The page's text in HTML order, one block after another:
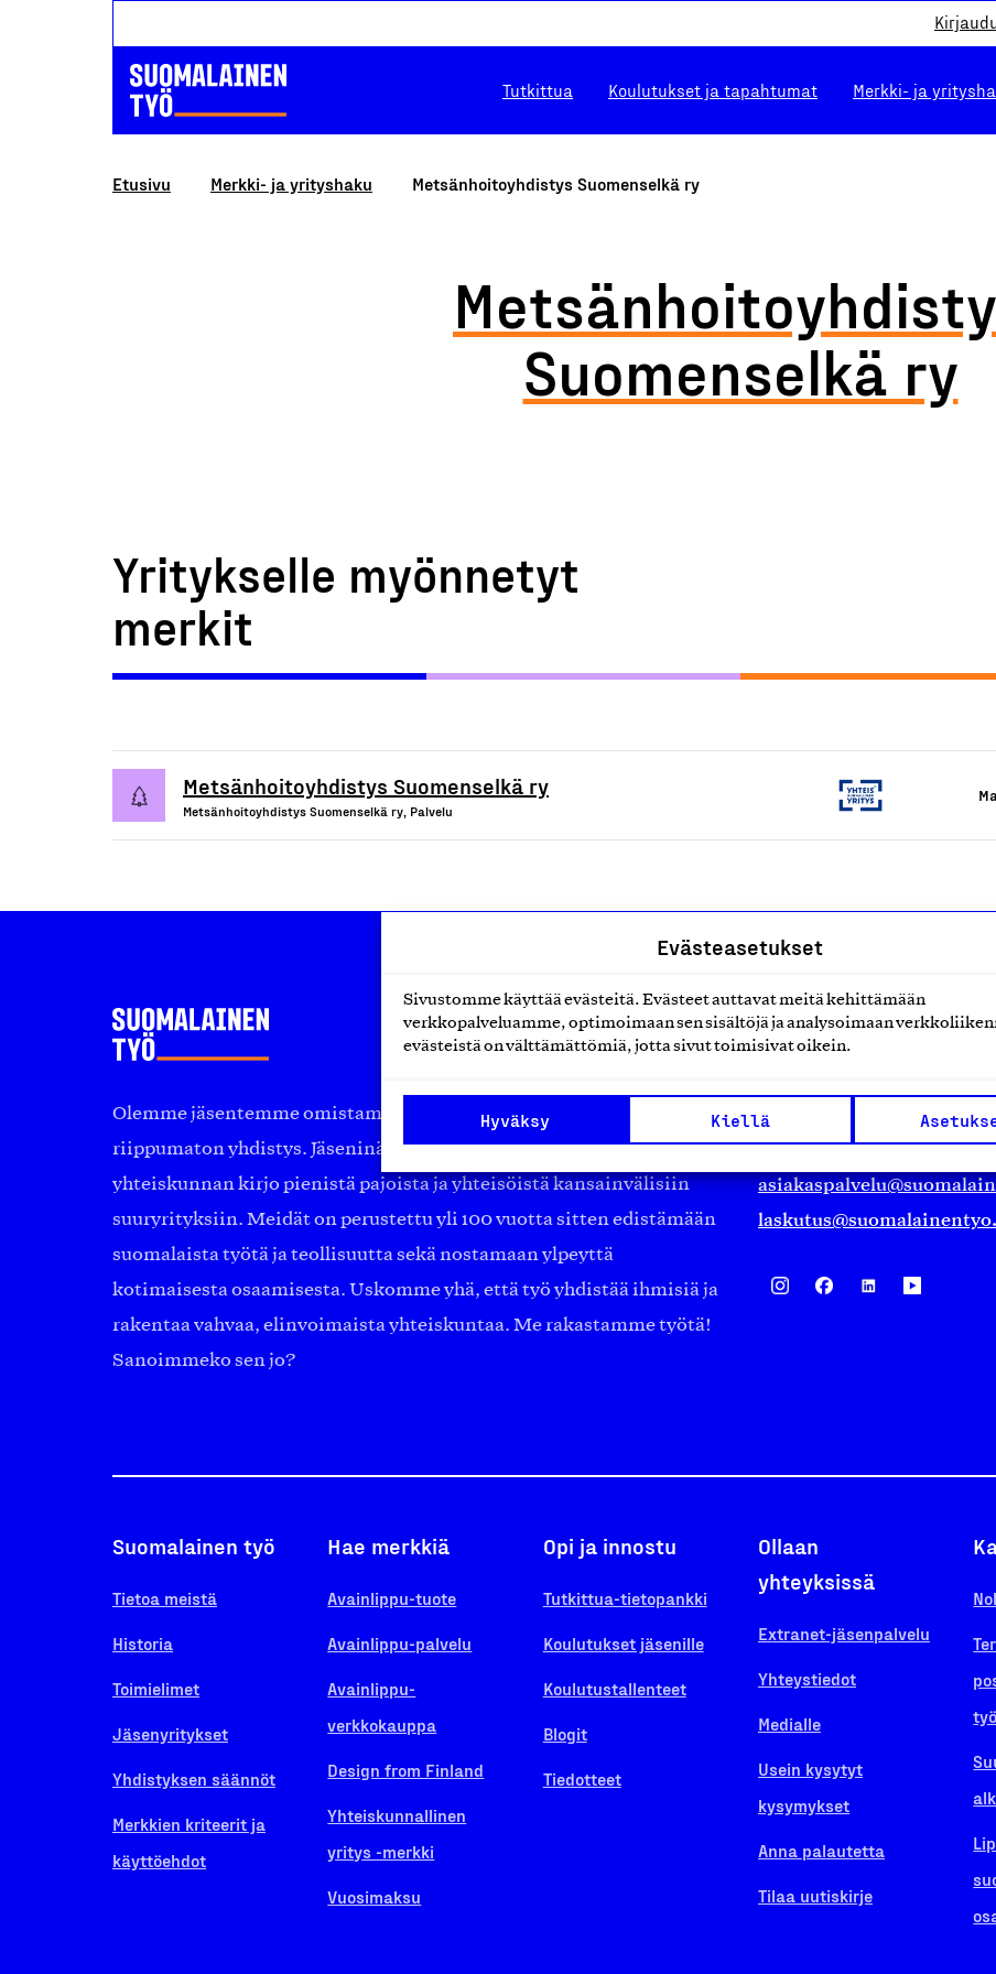
Evästeasetukset
Sivustomme käyttää evästeitä. Evästeet auttavat meitä kehittämään
verkkopalveluamme, optimoimaan sen sisältöjä ja analysoimaan
evästeistä on välttämättömiä, jotta sivut toimisivat oikein.
Hyväksy Kiellä
Tutkittua Koulutukset ja tapahtumat Merkki- ja
Etusivu Merkki- ja yrityshaku Metsänhoitoyhdistys Suomenselkä ry
Suomenselkä ry
Yritykselle myönnetyt
merkit
Metsänhoitoyhdistys Suomenselkä ry
Metsänhoitoyhdistys Suomenselkä ry, Palvelu
Olemme jäsentemme omistama puolueeton, työmarkkinajärjestöistä
riippumaton yhdistys. Jäseninämme on koko suomalaisen
yhteiskunnan kirjo pienistä pajoista ja yhteisöistä kansainvälisiin
suuryrityksiin. Meidät on perustettu yli 100 vuotta sitten edistämään
suomalaista työtä ja teollisuutta sekä nostamaan ylpeyttä
kotimaisesta osaamisesta. Uskomme yhä, että työ yhdistää ihmisiä ja
rakentaa vahvaa, elinvoimaista yhteiskuntaa. Me rakastamme työtä!
Sanoimmeko sen jo?
Suomalainen työ ry
00130 Helsinki
Finland
Suomalainen työ
Tietoa meistä
Historia
Toimielimet
Jäsenyritykset
Yhdistyksen säännöt
Merkkien kriteerit ja
käyttöehdot
Hae merkkiä
Avainlippu-tuote
Avainlippu-palvelu
Avainlippu-
verkkokauppa
Design from Finland
Yhteiskunnallinen
yritys -merkki
Vuosimaksu
Opi ja innostu
Tutkittua-tietopankki
Koulutukset jäsenille
Koulutustallenteet
Blogit
Tiedotteet
Ollaan
yhteyksissä
Extranet-jäsenpalvelu
Yhteystiedot
Medialle
Usein kysytyt
kysymykset
Anna palautetta
Tilaa uutiskirje